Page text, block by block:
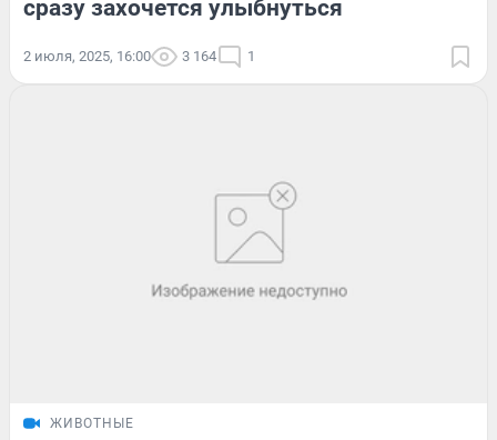
сразу захочется улыбнуться
2 июля, 2025, 16:00 3 164 1
ЖИВОТНЫЕ